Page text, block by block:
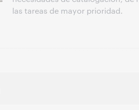
las tareas de mayor prioridad.